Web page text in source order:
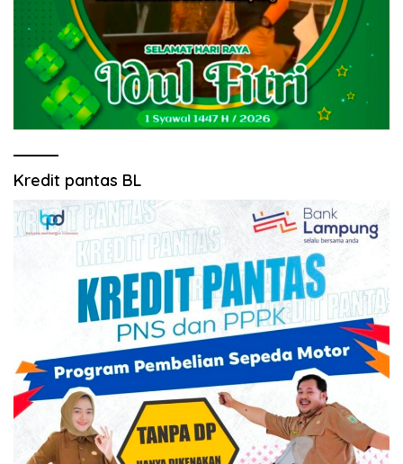
Kredit pantas BL